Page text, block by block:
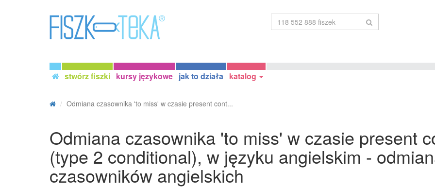
stwórz fiszki kursy językowe jak to działa katalog
Odmiana czasownika 'to miss' w czasie present cont...
Odmiana czasownika 'to miss' w czasie present
(type 2 conditional), w języku angielskim -
czasowników angielskich